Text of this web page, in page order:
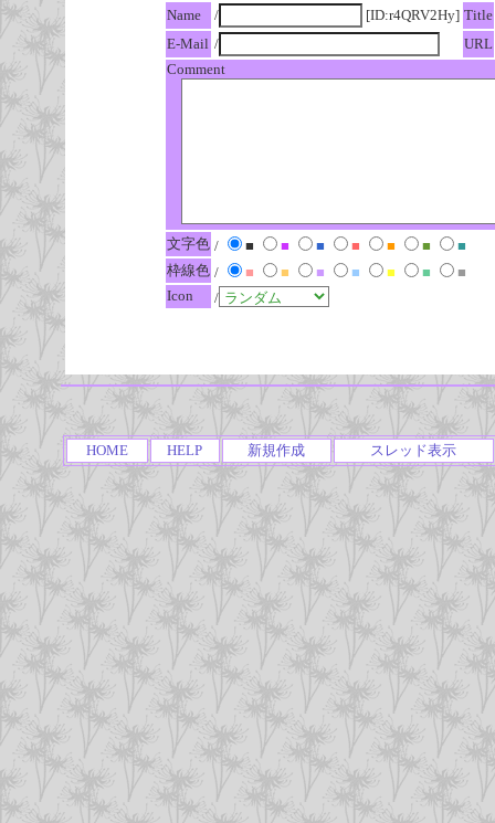
Name
/ [ID:r4QRV2Hy] Title
E-Mail /
URL
Comment
文字色 / ■ ■ ■ ■ ■ ■
■
枠線色 / ■ ■ ■ ■ ■ ■
■
Icon
/
HOME HELP 新規作成 スレッド表示